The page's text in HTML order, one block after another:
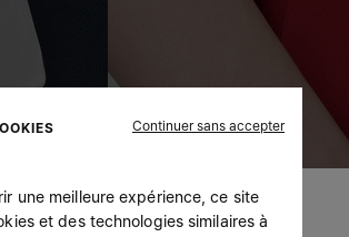
Continuer sans accepter
une meilleure expérience, ce site
et des technologies similaires à